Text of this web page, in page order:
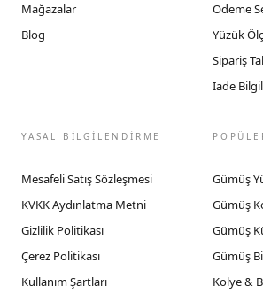
Mağazalar
Blog
Ödeme
Yüzük
Sipariş
İade
YASAL BİLGİLENDİRME
Mesafeli Satış Sözleşmesi
KVKK Aydınlatma Metni
Gizlilik Politikası
Çerez Politikası
Kullanım Şartları
Gümüş
Gümüş
Gümüş
Gümüş
Kolye &